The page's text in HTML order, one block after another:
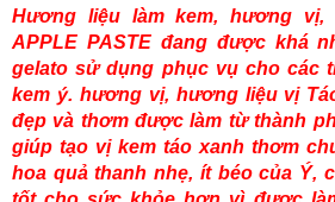
Hương liệu làm kem, hương
APPLE PASTE đang được khá
gelato sử dụng phục vụ cho các
kem ý. hương vị, hương liệu vị
đẹp và thơm được làm từ thành
giúp tạo vị kem táo xanh thơm
hoa quả thanh nhẹ, ít béo của Ý,